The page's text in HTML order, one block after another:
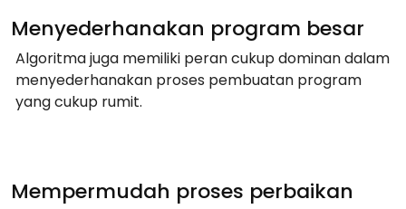
Menyederhanakan program besar
Algoritma juga memiliki peran cukup dominan dalam
menyederhanakan proses pembuatan program
yang cukup rumit.
Mempermudah proses perbaikan